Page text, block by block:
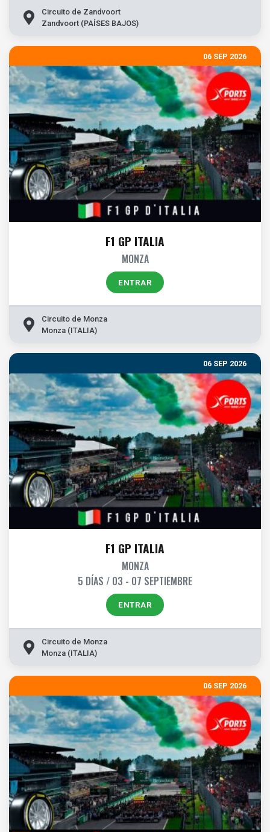
Circuito de Zandvoort
Zandvoort (PAÍSES BAJOS)
06 SEP 2026
F1 GP ITALIA
MONZA
ENTRAR
Circuito de Monza
Monza (ITALIA)
06 SEP 2026
F1 GP ITALIA
MONZA
5 DÍAS / 03 - 07 SEPTIEMBRE
ENTRAR
Circuito de Monza
Monza (ITALIA)
06 SEP 2026